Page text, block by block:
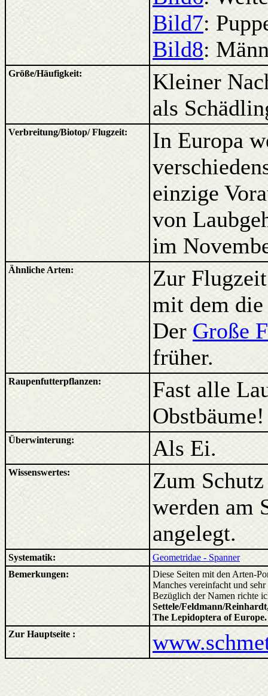
Bild7:
Bild8:
Größe/Häufigkeit:
Kleiner
als
Verbreitung/Biotop/ Flugzeit:
In Europa
einzige
von
im
Ähnliche Arten:
Zur
mit dem
Der Große
früher.
Raupenfutterpflanzen:
Fast alle
Obstbäume!
Überwinterung: Als Ei.
Wissenswertes:
Zum
werden am
angelegt.
Systematik:
Geometridae - Spanner
Bemerkungen:
Diese Seiten mit den Arten-
Manches vereinfacht und
Bezüglich der Namen richte
Settele/Feldmann/
The Lepidoptera of
Zur Hauptseite :